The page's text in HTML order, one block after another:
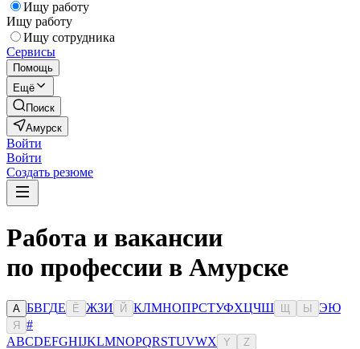
Ищу работу
Ищу работу
Ищу сотрудника
Сервисы
Помощь
Ещё
Поиск
Амурск
Войти
Войти
Создать резюме
Работа и вакансии
по профессии в Амурске
А БВГДЕ Ё ЖЗИ Й КЛМНОПРСТУФХЦЧШ Ы ЭЮ
Я
#
ABCDEFGHIJKLMNOPQRSTUVWX Y Z